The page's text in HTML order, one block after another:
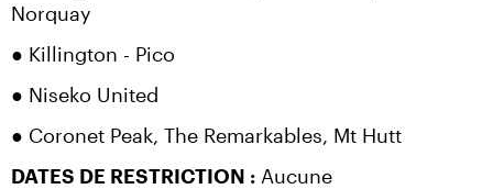
Norquay
● Killington - Pico
● Niseko United
● Coronet Peak, The Remarkables, Mt Hutt
DATES DE RESTRICTION : Aucune